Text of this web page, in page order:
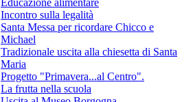
Educazione alimentare
Incontro sulla legalità
Santa Messa per ricordare Chicco e
Michael
Tradizionale uscita alla chiesetta di Santa
Maria
Progetto "Primavera...al Centro".
La frutta nella scuola